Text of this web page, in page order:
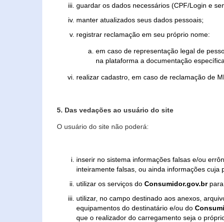
guardar os dados necessários (CPF/Login e
manter atualizados seus dados pessoais;
registrar reclamação em seu próprio nome:
em caso de representação legal de
na plataforma a documentação
realizar cadastro, em caso de reclamação de
5. Das vedações ao usuário do site
O usuário do site não poderá:
inserir no sistema informações falsas e/ou
inteiramente falsas, ou ainda informações cuja
utilizar os serviços do Consumidor.gov.brpara
utilizar, no campo destinado aos anexos,
equipamentos do destinatário e/ou do
que o realizador do carregamento seja o